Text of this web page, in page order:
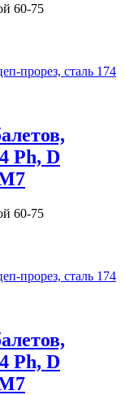
60-75
Ph, D
60-75
Ph, D